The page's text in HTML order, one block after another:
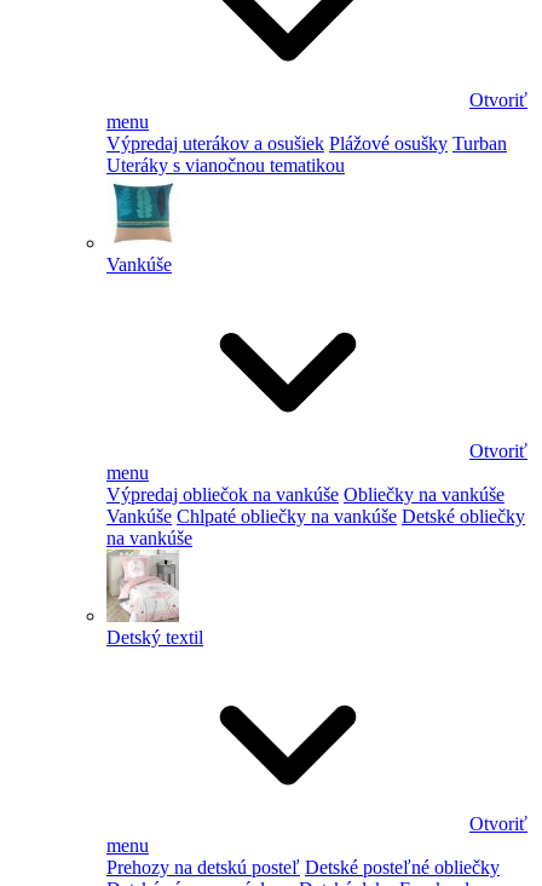
Otvoriť
menu
Výpredaj uterákov a osušiek Plážové osušky Turban
Uteráky s vianočnou tematikou
Vankúše
Otvoriť
menu
Výpredaj obliečok na vankúše Obliečky na vankúše
Vankúše Chlpaté obliečky na vankúše Detské obliečky
na vankúše
Detský textil
Otvoriť
menu
Prehozy na detskú posteľ Detské posteľné obliečky